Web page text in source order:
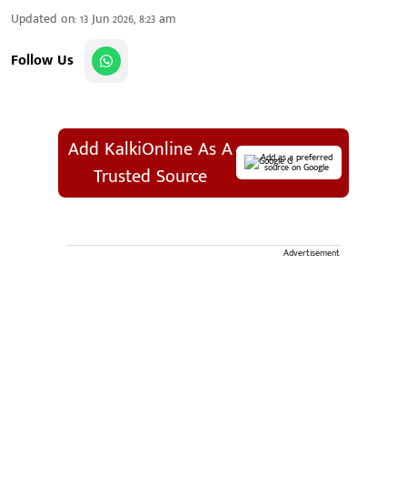
Updated on:13 Jun 2026, 8:23 am
Follow Us
Add KalkiOnline As A
Trusted Source
Add as a preferred
source on Google
Advertisement